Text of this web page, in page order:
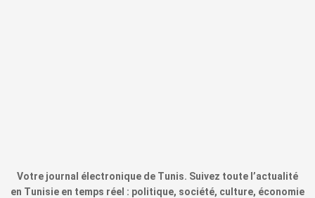
Votre journal électronique de Tunis. Suivez toute l’actualité
en Tunisie en temps réel : politique, société, culture, économie